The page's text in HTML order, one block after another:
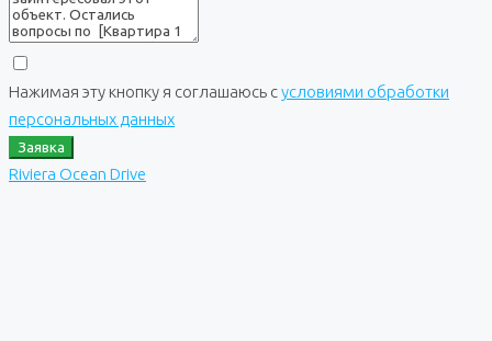
Нажимая эту кнопку я соглашаюсь сусловиями обработки
персональных данных
Заявка
Riviera Ocean Drive